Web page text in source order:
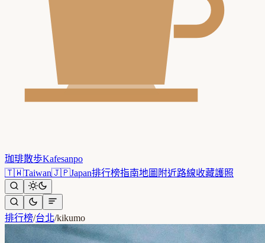
珈琲散歩Kafesanpo
🇹🇼Taiwan🇯🇵Japan排行榜指南地圖 附近路線收藏護照
排行榜/台北/kikumo